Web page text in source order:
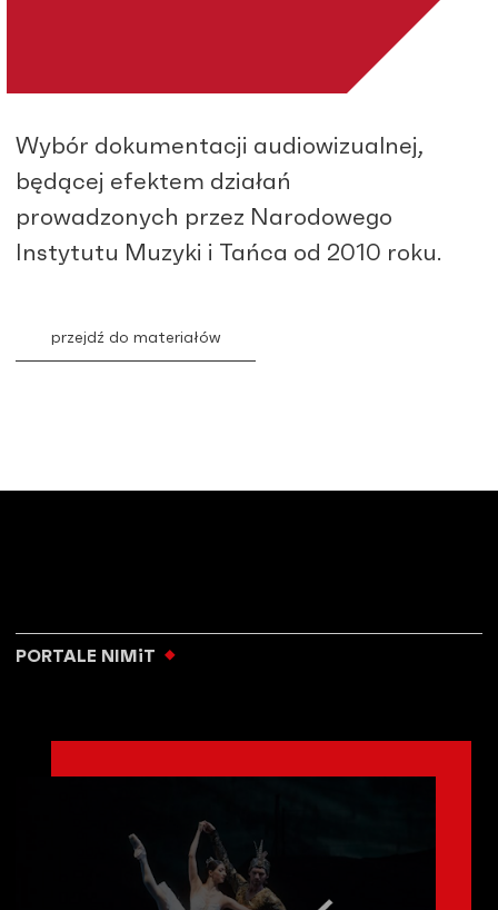
Wybór dokumentacji audiowizualnej,
będącej efektem działań
prowadzonych przez Narodowego
Instytutu Muzyki i Tańca od 2010 roku.
przejdź do materiałów
PORTALE NIMiT